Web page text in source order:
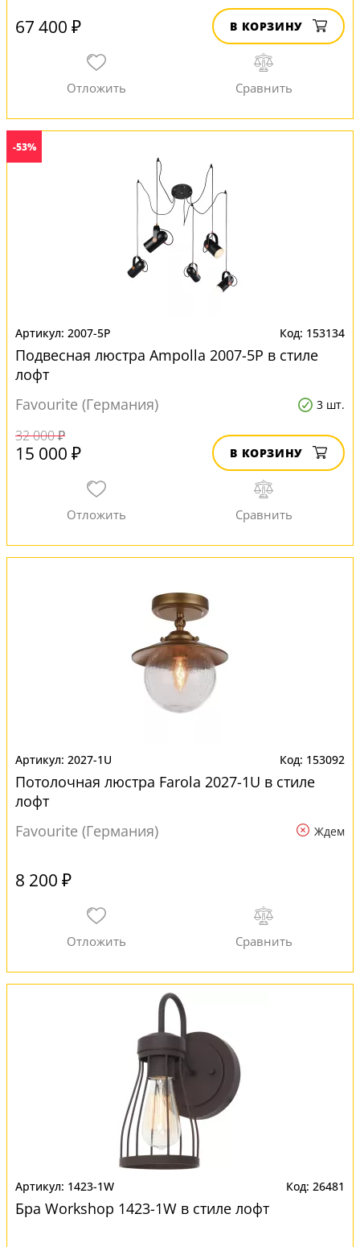
67 400 ₽ В КОРЗИНУ
-53%
2007-5P 153134
Подвесная люстра Ampolla 2007-5P в стиле
лофт
Favourite (Германия)
3 шт.
32 000 ₽
15 000 ₽ В КОРЗИНУ
2027-1U 153092
Потолочная люстра Farola 2027-1U в стиле
лофт
Favourite (Германия)
Ждем
8 200 ₽
1423-1W 26481
Бра Workshop 1423-1W в стиле лофт